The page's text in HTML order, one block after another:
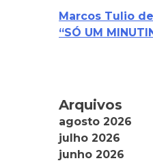
Marcos Tulio
“SÓ UM
Arquivos
agosto 2026
julho 2026
junho 2026